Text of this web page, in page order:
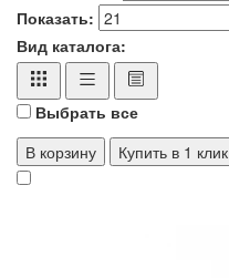
Показать:
Вид каталога:
Выбрать все
В корзину
Купить в 1 клик